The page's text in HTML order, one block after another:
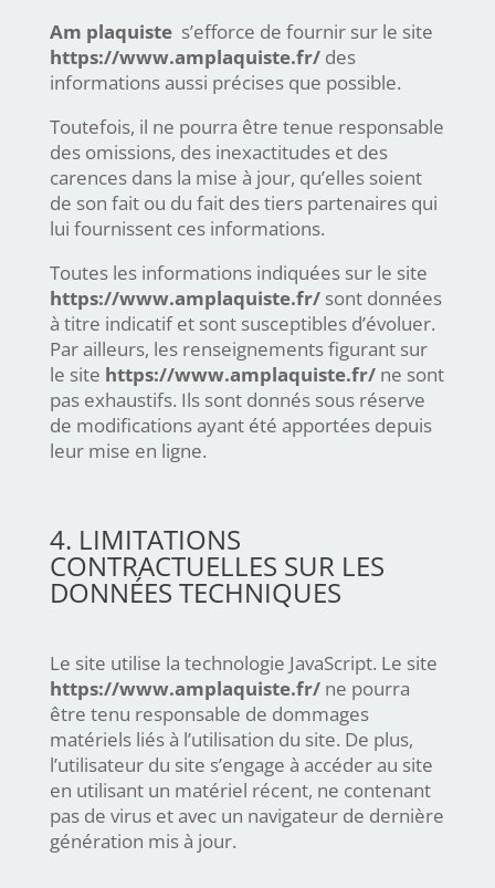
Am plaquistes’efforce de fournir sur le site
https://www.amplaquiste.fr/des
informations aussi précises que possible.
Toutefois, il ne pourra être tenue responsable
des omissions, des inexactitudes et des
carences dans la mise à jour, qu’elles soient
de son fait ou du fait des tiers partenaires qui
lui fournissent ces informations.
Toutes les informations indiquées sur le site
https://www.amplaquiste.fr/sont données
à titre indicatif et sont susceptibles d’évoluer.
Par ailleurs, les renseignements figurant sur
le site https://www.amplaquiste.fr/ne sont
pas exhaustifs. Ils sont donnés sous réserve
de modifications ayant été apportées depuis
leur mise en ligne.
4. LIMITATIONS
CONTRACTUELLES SUR LES
DONNÉES TECHNIQUES
Le site utilise la technologie JavaScript. Le site
https://www.amplaquiste.fr/ne pourra
être tenu responsable de dommages
matériels liés à l’utilisation du site. De plus,
l’utilisateur du site s’engage à accéder au site
en utilisant un matériel récent, ne contenant
pas de virus et avec un navigateur de dernière
génération mis à jour.